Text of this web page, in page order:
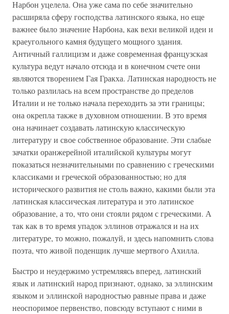
Нарбон уцелела. Она уже сама по себе значительно
расширяла сферу господства латинского языка, но еще
важнее было значение Нарбона, как вехи великой идеи и
краеугольного камня будущего мощного здания.
Античный галлицизм и даже современная французская
культура ведут начало отсюда и в конечном счете они
являются творением Гая Гракха. Латинская народность не
только разлилась на всем пространстве до пределов
Италии и не только начала переходить за эти границы;
она окрепла также в духовном отношении. В это время
она начинает создавать латинскую классическую
литературу и свое собственное образование. Эти слабые
зачатки оранжерейной италийской культуры могут
показаться незначительными по сравнению с греческими
классиками и греческой образованностью; но для
исторического развития не столь важно, какими были эта
латинская классическая литература и это латинское
образование, а то, что они стояли рядом с греческими. А
так как в то время упадок эллинов отражался и на их
литературе, то можно, пожалуй, и здесь напомнить слова
поэта, что живой поденщик лучше мертвого Ахилла.
Быстро и неудержимо устремляясь вперед, латинский
язык и латинский народ признают, однако, за эллинским
языком и эллинской народностью равные права и даже
неоспоримое первенство, повсюду вступают с ними в